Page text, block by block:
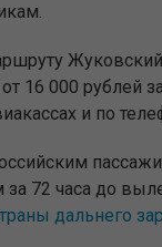
16 000 рублей
и по
за 72 часа до
дальнего